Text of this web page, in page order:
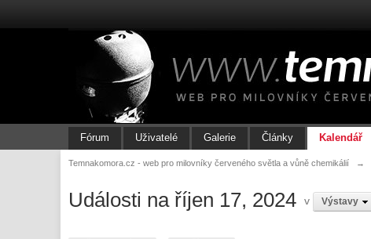
Fórum Uživatelé Galerie Články Kalendář
Temnakomora.cz - web pro milovníky červeného světla a vůně chemikálií →
Události na říjen 17, 2024 v Výstavy